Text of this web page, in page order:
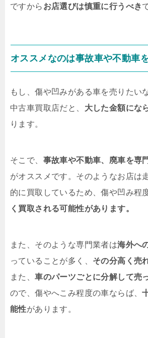
ですから お店選びは慎重に行うべき
オススメなのは事故車や不動車
もし、傷や凹みがある車を売りたい
中古車買取店だと、 大した金額にな
ります。
そこで、 事故車や不動車、廃車を専
がオススメです。そのようなお店は
的に買取しているため、傷や凹み程
く買取される可能性があります。
また、そのような専門業者は海外へ
っていることが多く、 その分高く売
また、車のパーツごとに分解して売
ので、傷やへこみ程度の車ならば、
能性があります。